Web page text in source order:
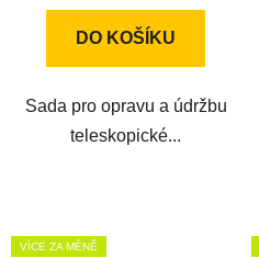
DO KOŠÍKU
Sada pro opravu a údržbu
teleskopické...
VÍCE ZA MÉNĚ